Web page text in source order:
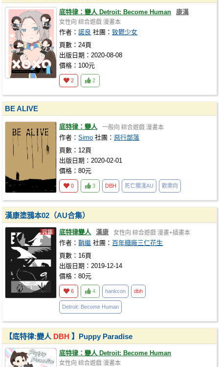
底特律：變人 Detroit: Become Human 康漢
女性向 綜合遊戲 漫畫本
作者：諾良 社團：致鬱少女
頁數：24頁
出版日期：2020-08-08
價格：100元
2 2
BE ALIVE
底特律：變人 一般向 綜合遊戲 漫畫本
作者：Simo 社團：惡行部落
頁數：12頁
出版日期：2020-02-01
價格：80元
0 3 DBH 死亡擱淺AU 歡樂向
漢康塗鴉本02（AU合集）
底特律變人 漢康 女性向 綜合遊戲 漫畫+插畫本
作者：鞘繼 社團：百年糖廠三仁花生
頁數：16頁
出版日期：2019-12-14
價格：80元
6 4 hankcon dbh
Detroit: Become Human
【底特律:變人 DBH 】Puppy Paradise
底特律：變人 Detroit: Become Human
女性向 綜合遊戲 漫畫本